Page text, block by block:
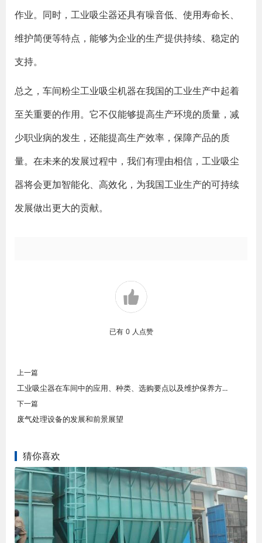
作业。同时，工业吸尘器还具有噪音低、使用寿命长、
维护简便等特点，能够为企业的生产提供持续、稳定的
支持。
总之，车间粉尘工业吸尘机器在我国的工业生产中起着
至关重要的作用。它不仅能够提高生产环境的质量，减
少职业病的发生，还能提高生产效率，保障产品的质
量。在未来的发展过程中，我们有理由相信，工业吸尘
器将会更加智能化、高效化，为我国工业生产的可持续
发展做出更大的贡献。
已有 0 人点赞
上一篇
工业吸尘器在车间中的应用、种类、选购要点以及维护保养方法
下一篇
废气处理设备的发展和前景展望
猜你喜欢